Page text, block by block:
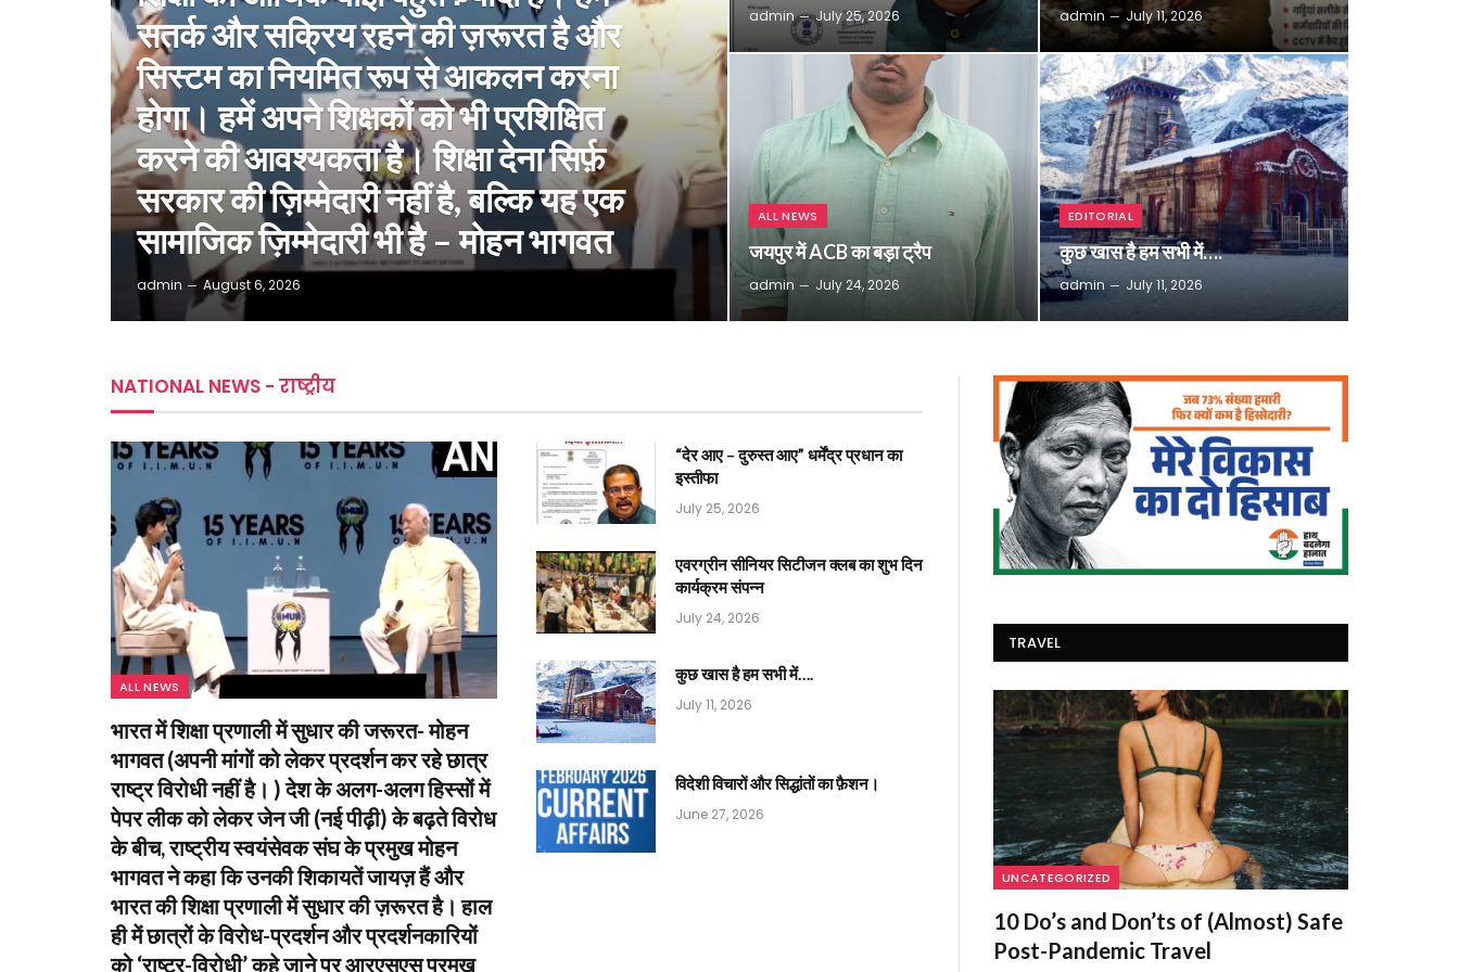
सतर्क और सक्रिय रहने की ज़रूरत है और
सिस्टम का नियमित रूप से आकलन करना
होगा। हमें अपने शिक्षकों को भी प्रशिक्षित
करने की आवश्यकता है। शिक्षा देना सिर्फ़
सरकार की ज़िम्मेदारी नहीं है, बल्कि यह एक
सामाजिक ज़िम्मेदारी भी है – मोहन भागवत
admin August 6, 2026
admin July 25, 2026
ALL NEWS
जयपुर में ACB का बड़ा ट्रैप
admin July 24, 2026
admin July 11, 2026
EDITORIAL
कुछ खास है हम सभी में….
admin July 11, 2026
NATIONAL NEWS - राष्ट्रीय
ALL NEWS
भारत में शिक्षा प्रणाली में सुधार की जरूरत- मोहन
भागवत (अपनी मांगों को लेकर प्रदर्शन कर रहे छात्र
राष्ट्र विरोधी नहीं है। ) देश के अलग-अलग हिस्सों में
पेपर लीक को लेकर जेन जी (नई पीढ़ी) के बढ़ते विरोध
के बीच, राष्ट्रीय स्वयंसेवक संघ के प्रमुख मोहन
भागवत ने कहा कि उनकी शिकायतें जायज़ हैं और
भारत की शिक्षा प्रणाली में सुधार की ज़रूरत है। हाल
ही में छात्रों के विरोध-प्रदर्शन और प्रदर्शनकारियों
को ‘राष्ट्र-विरोधी’ कहे जाने पर आरएसएस प्रमुख
“देर आए – दुरुस्त आए” धर्मेंद्र प्रधान का
इस्तीफा
July 25, 2026
एवरग्रीन सीनियर सिटीजन क्लब का शुभ दिन
कार्यक्रम संपन्न
July 24, 2026
कुछ खास है हम सभी में….
July 11, 2026
विदेशी विचारों और सिद्धांतों का फ़ैशन।
June 27, 2026
TRAVEL
UNCATEGORIZED
10 Do’s and Don’ts of (Almost) Safe
Post-Pandemic Travel